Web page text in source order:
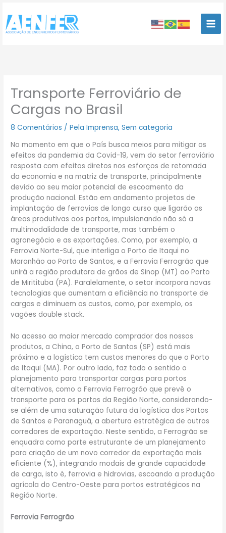
para
conteúdo
Transporte Ferroviário de
Cargas no Brasil
8 Comentários /Pela Imprensa,Sem categoria
No momento em que o País busca meios para mitigar os
efeitos da pandemia da Covid-19, vem do setor ferroviário
resposta com efeitos diretos nos esforços de retomada
da economia e na matriz de transporte, principalmente
devido ao seu maior potencial de escoamento da
produção nacional. Estão em andamento projetos de
implantação de ferrovias de longo curso que ligarão as
áreas produtivas aos portos, impulsionando não só a
multimodalidade de transporte, mas também o
agronegócio e as exportações. Como, por exemplo, a
Ferrovia Norte-Sul, que interliga o Porto de Itaqui no
Maranhão ao Porto de Santos, e a Ferrovia Ferrogrão que
unirá a região produtora de grãos de Sinop (MT) ao Porto
de Miritituba (PA). Paralelamente, o setor incorpora novas
tecnologias que aumentam a eficiência no transporte de
cargas e diminuem os custos, como, por exemplo, os
vagões double stack.
No acesso ao maior mercado comprador dos nossos
produtos, a China, o Porto de Santos (SP) está mais
próximo e a logística tem custos menores do que o Porto
de Itaqui (MA). Por outro lado, faz todo o sentido o
planejamento para transportar cargas para portos
alternativos, como a Ferrovia Ferrogrão que prevê o
transporte para os portos da Região Norte, considerando-
se além de uma saturação futura da logística dos Portos
de Santos e Paranaguá, a abertura estratégica de outros
corredores de exportação. Neste sentido, a Ferrogrão se
enquadra como parte estruturante de um planejamento
para criação de um novo corredor de exportação mais
eficiente (%), integrando modais de grande capacidade
de carga, isto é, ferrovia e hidrovias, escoando a produção
agrícola do Centro-Oeste para portos estratégicos na
Região Norte.
Ferrovia Ferrogrão